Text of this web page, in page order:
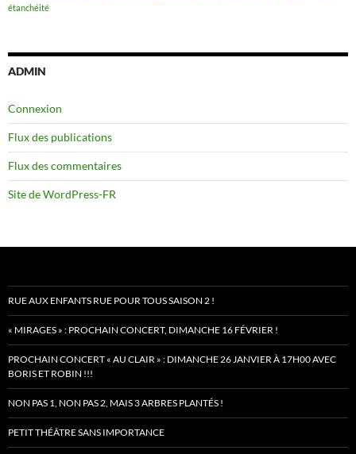
étanchéité
ADMIN
Connexion
Flux des publications
Flux des commentaires
Site de WordPress-FR
RUE AUX ENFANTS RUE POUR TOUS SAISON 2 !
« MIRAGES » : PROCHAIN CONCERT, DIMANCHE 16 FÉVRIER !
PROCHAIN CONCERT « AU CLAIR » : DIMANCHE 26 JANVIER À 17H00 AVEC
BORIS ET ROBIN !!!
NON PAS 1, NON PAS 2, MAIS 3 ARBRES PLANTÉS !
PETIT THÉÂTRE SANS IMPORTANCE